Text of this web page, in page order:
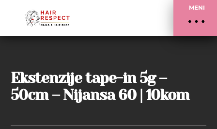
MENI
Ekstenzije tape-in 5g –
50cm – Nijansa 60 | 10kom